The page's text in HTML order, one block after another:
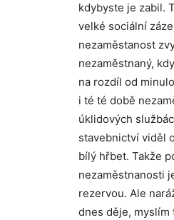
kdybyste je zabil.
velké sociální
nezaměstanost
nezaměstnaný,
na rozdíl od
i té té době
úklidových
stavebnictví viděl
bílý hřbet. Takže
nezaměstnanosti
rezervou. Ale
dnes děje,